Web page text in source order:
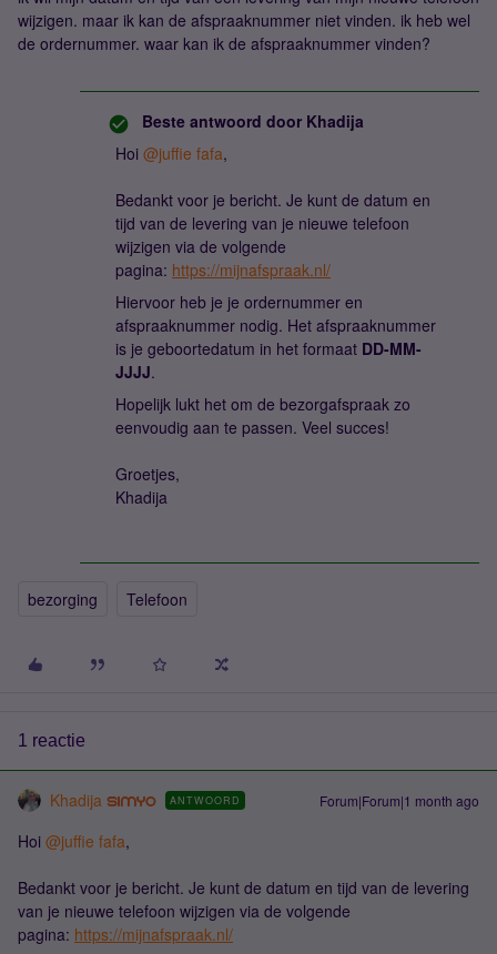
wijzigen. maar ik kan de afspraaknummer niet vinden. ik heb wel
de ordernummer. waar kan ik de afspraaknummer vinden?
Beste antwoord door Khadija
Hoi ​ @juffie fafa,
Bedankt voor je bericht. Je kunt de datum en
tijd van de levering van je nieuwe telefoon
wijzigen via de volgende
pagina: https://mijnafspraak.nl/
Hiervoor heb je je ordernummer en
afspraaknummer nodig. Het afspraaknummer
is je geboortedatum in het formaat DD-MM-
JJJJ.
Hopelijk lukt het om de bezorgafspraak zo
eenvoudig aan te passen. Veel succes!
Groetjes,
Khadija
bezorging Telefoon
1 reactie
Khadija ANTWOORD Forum|Forum|1 month ago
Hoi ​ @juffie fafa,
Bedankt voor je bericht. Je kunt de datum en tijd van de levering
van je nieuwe telefoon wijzigen via de volgende
pagina: https://mijnafspraak.nl/